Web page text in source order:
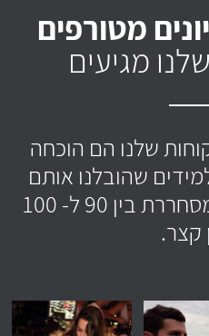
מטורפים
מגיעים
שלנו הם הוכחה
שהובלנו אותם
מכישלונות להצלחה מסחררת בין 90 ל- 100
קצר.